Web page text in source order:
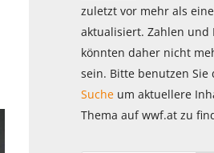
zuletzt vor mehr als
aktualisiert. Zahlen und
könnten daher nicht
sein. Bitte benutzen Sie
Sucheum aktuellere
Thema auf wwf.at zu
Ablehnen